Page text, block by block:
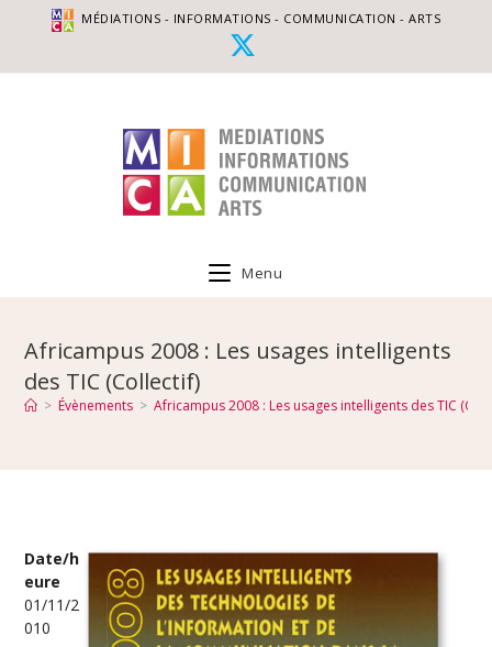
MÉDIATIONS - INFORMATIONS - COMMUNICATION - ARTS
Menu
Africampus 2008 : Les usages intelligents
des TIC (Collectif)
> Évènements > Africampus 2008 : Les usages intelligents des TIC
Date/h
eure
01/11/2
010